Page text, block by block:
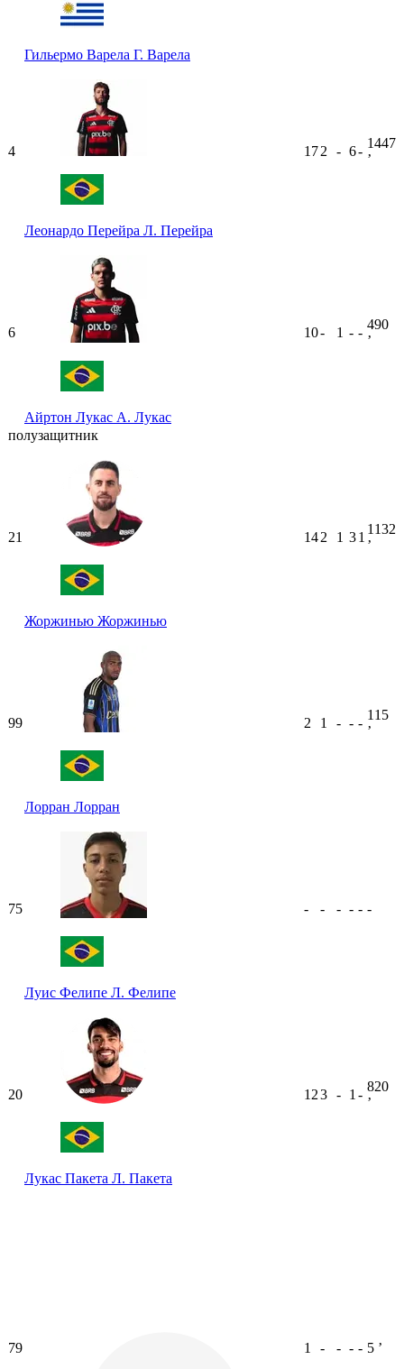
Гильермо Варела Г. Варела
4
Леонардо Перейра Л. Перейра
172 - 6-
1447
ʼ
6
Айртон Лукас А. Лукас
10- 1 - -
490
ʼ
полузащитник
21
Жоржинью Жоржинью
142 1 31
1132
ʼ
99
Лорран Лорран
2 1 - - -
115
ʼ
75
Луис Фелипе Л. Фелипе
- - - - - -
20
Лукас Пакета Л. Пакета
123 - 1 -
820
ʼ
79 1 - - - - 5 ʼ